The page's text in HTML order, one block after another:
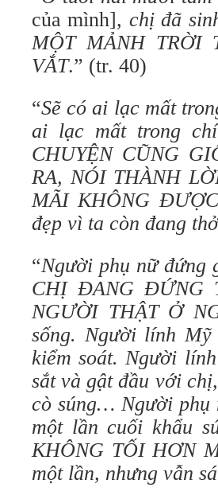
của mình], chị đã
MỘT MẢNH TRỜI
VẮT.” (tr. 40)
“Sẽ có ai lạc mất
ai lạc mất trong
CHUYỆN CŨNG
RA, NÓI THÀNH
MÃI KHÔNG
đẹp vì ta còn đang thở
“Người phụ nữ đứng
CHỊ ĐANG ĐỨNG
NGƯỜI THẬT Ở
sống. Người lính
kiểm soát. Người
sắt và gật đầu với
cò súng… Người
một lần cuối khẩu
KHÔNG TỐI HƠN
một lần, nhưng vẫn